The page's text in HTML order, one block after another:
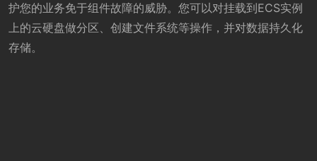
护您的业务免于组件故障的威胁。您可以对挂载到ECS实例
上的云硬盘做分区、创建文件系统等操作，并对数据持久化
存储。